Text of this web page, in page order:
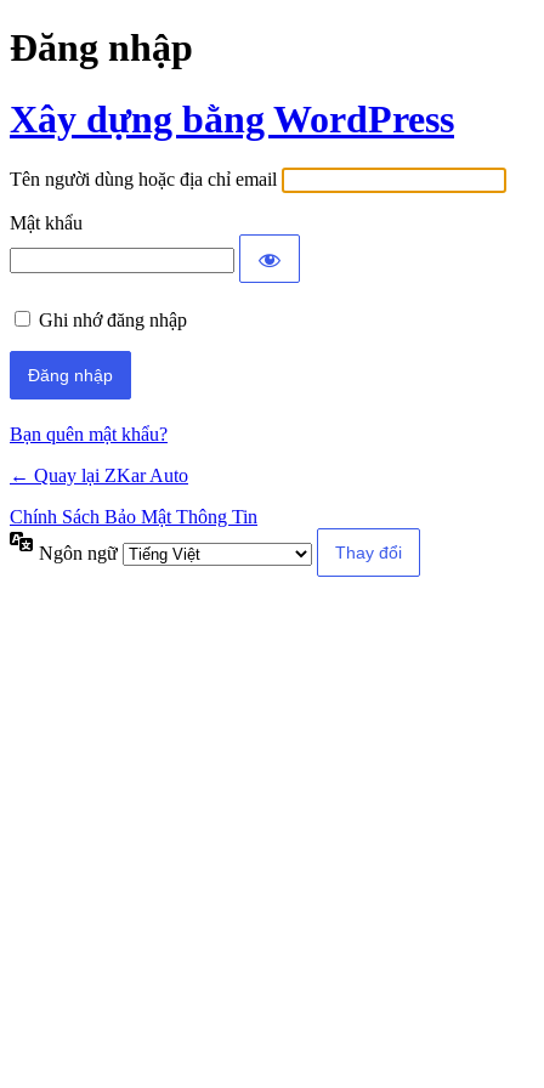
Đăng nhập
Xây dựng bằng WordPress
Tên người dùng hoặc địa chỉ email
Mật khẩu
Ghi nhớ đăng nhập
Bạn quên mật khẩu?
← Quay lại ZKar Auto
Chính Sách Bảo Mật Thông Tin
Ngôn ngữ